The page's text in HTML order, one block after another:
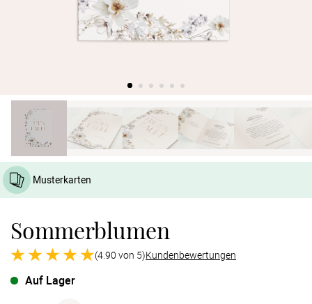
Musterkarten
Sommerblumen
(4.90 von 5)Kundenbewertungen
Auf Lager